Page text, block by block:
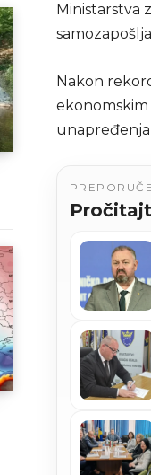
Ministarstva
Nakon
ekonomskim